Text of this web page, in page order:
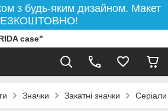
з будь-яким дизайном. Макет
case"
Значки Закатні значки Серіали